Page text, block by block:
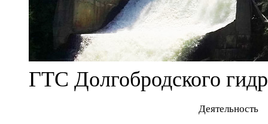
ГТС Долгобродского
Деятельность